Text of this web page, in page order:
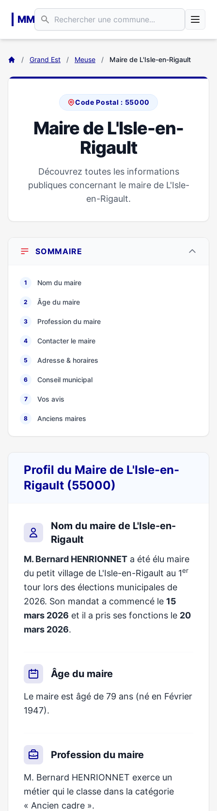
MM
/ Grand Est / Meuse / Maire de L'Isle-en-Rigault
Code Postal : 55000
Maire de L'Isle-en-
Rigault
Découvrez toutes les informations
publiques concernant le maire de L'Isle-
en-Rigault.
SOMMAIRE
1 Nom du maire
2 Âge du maire
3 Profession du maire
4 Contacter le maire
5 Adresse & horaires
6 Conseil municipal
7 Vos avis
8 Anciens maires
Profil du Maire de L'Isle-en-
Rigault (55000)
Nom du maire de L'Isle-en-
Rigault
M. Bernard HENRIONNET a été élu maire
du petit village de L'Isle-en-Rigault au 1er
tour lors des élections municipales de
2026. Son mandat a commencé le 15
mars 2026 et il a pris ses fonctions le 20
mars 2026.
Âge du maire
Le maire est âgé de 79 ans (né en Février
1947).
Profession du maire
M. Bernard HENRIONNET exerce un
métier qui le classe dans la catégorie
« Ancien cadre ».